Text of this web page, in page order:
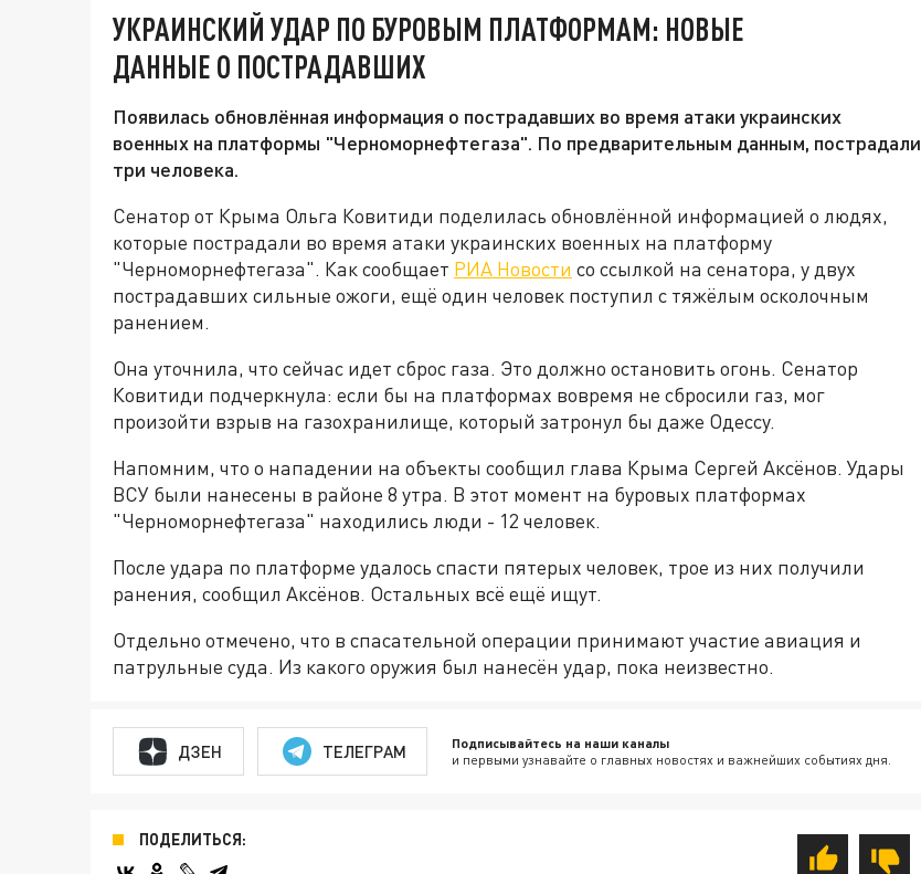
УКРАИНСКИЙ УДАР ПО БУРОВЫМ ПЛАТФОРМАМ: НОВЫЕ
ДАННЫЕ О ПОСТРАДАВШИХ
Появилась обновлённая информация о пострадавших во время атаки украинских
военных на платформы "Черноморнефтегаза". По предварительным данным, пострадали
три человека.
Сенатор от Крыма Ольга Ковитиди поделилась обновлённой информацией о людях,
которые пострадали во время атаки украинских военных на платформу
"Черноморнефтегаза". Как сообщает РИА Новости со ссылкой на сенатора, у двух
пострадавших сильные ожоги, ещё один человек поступил с тяжёлым осколочным
ранением.
Она уточнила, что сейчас идет сброс газа. Это должно остановить огонь. Сенатор
Ковитиди подчеркнула: если бы на платформах вовремя не сбросили газ, мог
произойти взрыв на газохранилище, который затронул бы даже Одессу.
Напомним, что о нападении на объекты сообщил глава Крыма Сергей Аксёнов. Удары
ВСУ были нанесены в районе 8 утра. В этот момент на буровых платформах
"Черноморнефтегаза" находились люди - 12 человек.
После удара по платформе удалось спасти пятерых человек, трое из них получили
ранения, сообщил Аксёнов. Остальных всё ещё ищут.
Отдельно отмечено, что в спасательной операции принимают участие авиация и
патрульные суда. Из какого оружия был нанесён удар, пока неизвестно.
ДЗЕН ТЕЛЕГРАМ Подписывайтесь на наши каналы
и первыми узнавайте о главных новостях и важнейших событиях дня.
ПОДЕЛИТЬСЯ: